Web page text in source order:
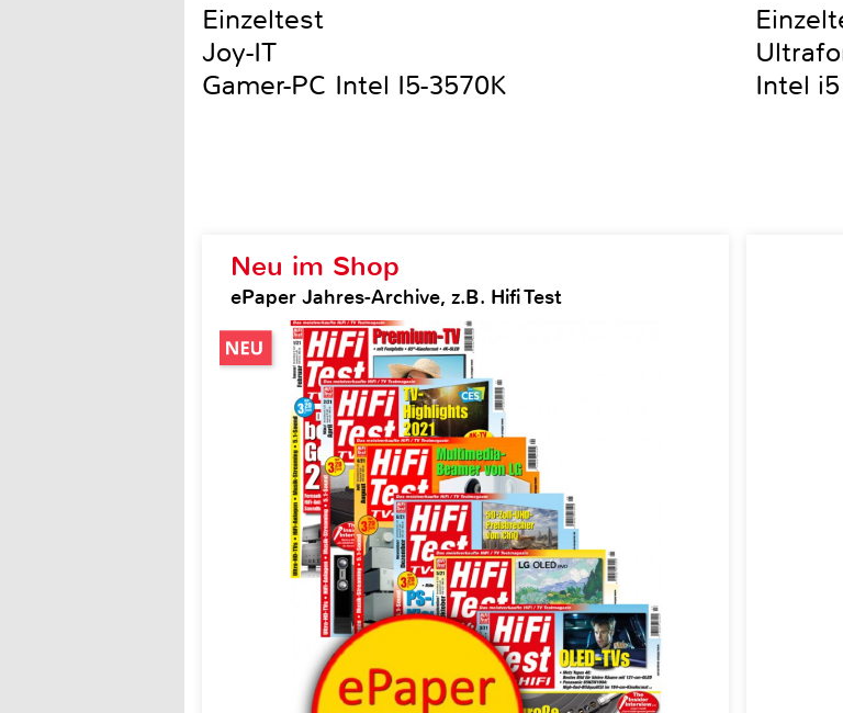
Neu im Shop
ePaper Jahres-Archive, z.B. Hifi Test
Einzeltest
Joy-IT
Gamer-PC Intel I5-3570K
Intel